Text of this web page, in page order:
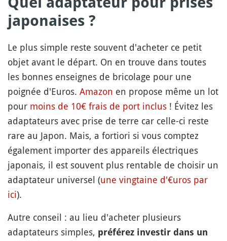
japonaises ?
Le plus simple reste souvent d'acheter ce petit
objet avant le départ. On en trouve dans toutes
les bonnes enseignes de bricolage pour une
poignée d'Euros. Amazon en propose même un lot
pour moins de 10€ frais de port inclus ! Évitez les
adaptateurs avec prise de terre car celle-ci reste
rare au Japon. Mais, a fortiori si vous comptez
également importer des appareils électriques
japonais, il est souvent plus rentable de choisir un
adaptateur universel (une vingtaine d'€uros par
ici).
Autre conseil : au lieu d'acheter plusieurs
adaptateurs simples, préférez investir dans un